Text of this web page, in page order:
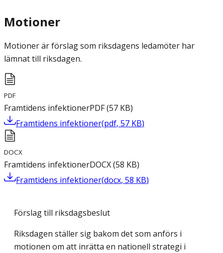
Motioner
Motioner är förslag som riksdagens ledamöter har
lämnat till riksdagen.
PDF
Framtidens infektionerPDF(57 KB)
Framtidens infektioner(pdf, 57 KB)
DOCX
Framtidens infektionerDOCX(58 KB)
Framtidens infektioner(docx, 58 KB)
Förslag till riksdagsbeslut
Riksdagen ställer sig bakom det som anförs i
motionen om att inrätta en nationell strategi i